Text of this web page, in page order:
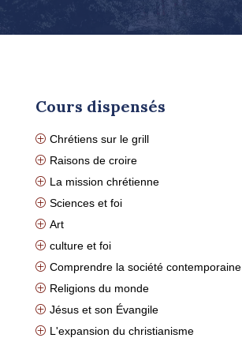
Cours dispensés
P Chrétiens sur le grill
P Raisons de croire
P La mission chrétienne
P Sciences et foi
P Art
P culture et foi
P Comprendre la société contemporaine
P Religions du monde
P Jésus et son Évangile
P L'expansion du christianisme